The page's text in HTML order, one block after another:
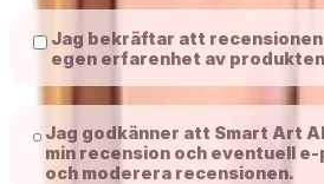
Jag bekräftar att recensionen
egen erfarenhet av
Jag godkänner att Smart Art
min recension och eventuell
och moderera recensionen.